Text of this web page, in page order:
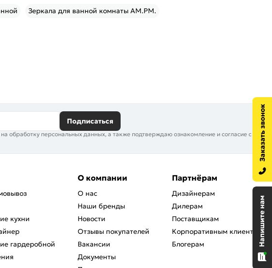
Зеркала для ванной комнаты AM.PM.
Подписаться
обработку персональных данных, а также подтверждаю ознакомление и согласие с
кухни
гардеробной
О компании
О нас
Наши бренды
Новости
Отзывы покупателей
Вакансии
Документы
Партнёрам
Дизайнерам
Дилерам
Поставщикам
Корпоративным клиентам
Блогерам